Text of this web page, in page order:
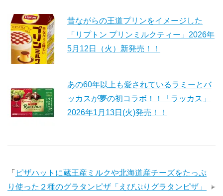
昔ながらの王道プリンをイメージした
「リプトン プリンミルクティー」2026年
5月12日（火）新発売！！
あの60年以上も愛されているラミーとバ
ッカスが夢の初コラボ！！「ラッカス」
2026年1月13日(火)発売！！
「 ピザハットに蔵王産ミルクや北海道産チーズをたっぷ
り使った２種のグラタンピザ「えびぷりグラタンピザ」